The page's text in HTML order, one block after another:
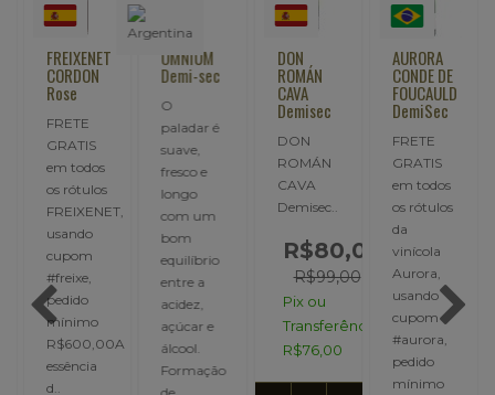
FREIXENET
CORDON
Rose
FRETE
GRATIS
em todos
os rótulos
FREIXENET,
usando
cupom
#freixe,
pedido
mínimo
R$600,00A
essência
d..
OMNIUM
Demi-sec
O
paladar é
suave,
fresco e
longo
com um
bom
equilíbrio
entre a
acidez,
açúcar e
álcool.
Formação
DON
ROMÁN
CAVA
Demisec
DON
ROMÁN
CAVA
Demisec..
R$80,00
R$99,00
Pix ou
Transferência:
R$76,00
AURORA
CONDE DE
FOUCAULD
DemiSec
FRETE
GRATIS
em todos
os rótulos
da
vinícola
Aurora,
usando
cupom
#aurora,
pedido
mínimo